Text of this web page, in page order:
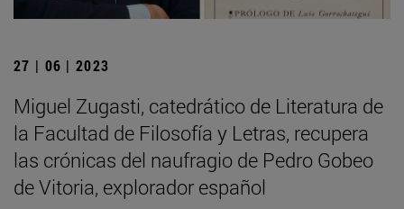
27 | 06 | 2023
Miguel Zugasti, catedrático de Literatura de
la Facultad de Filosofía y Letras, recupera
las crónicas del naufragio de Pedro Gobeo
de Vitoria, explorador español